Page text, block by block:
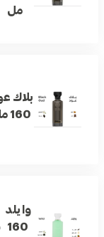
مل
بلاك
160 مل
وايلد
160